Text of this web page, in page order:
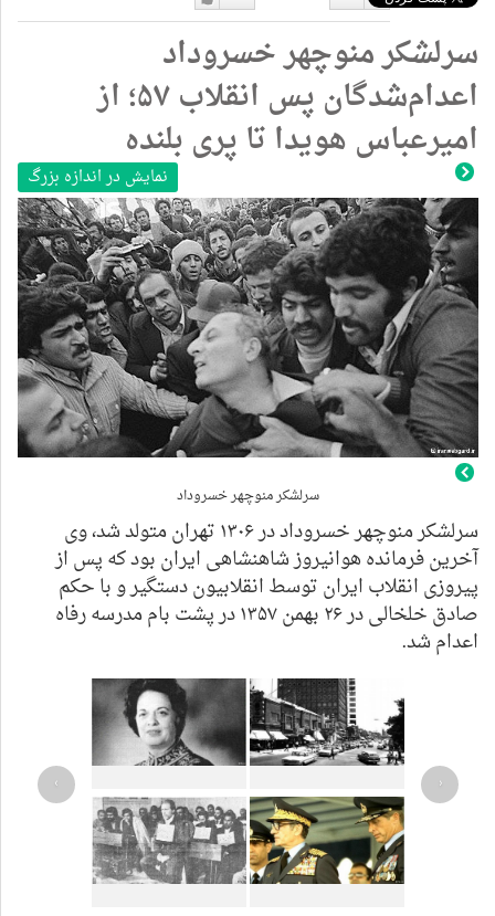
دوست
دارم
دوست
نداشتن
سرلشکر منوچهر خسروداد
اعدام‌شدگان پس انقلاب ۵۷؛ از
امیرعباس هویدا تا پری بلنده
نمایش در اندازه بزرگ
سرلشکر منوچهر خسروداد
سرلشکر منوچهر خسروداد در ۱۳۰۶ تهران متولد شد، وی
آخرین فرمانده هوانیروز شاهنشاهی ایران بود که پس از
پیروزی انقلاب ایران توسط انقلابیون دستگیر و با حکم
صادق خلخالی در ۲۶ بهمن ۱۳۵۷ در پشت بام مدرسه رفاه
اعدام شد.
‹
›